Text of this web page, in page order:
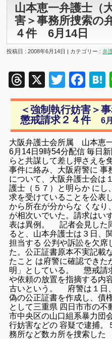
山本恵一弁護士（
害＞事務所捜索の
４件 6月14日
投稿日 : 2008年6月14日 | カテゴリー :弁
Threads
X
＜強制執行妨害＞
懲戒請求２４件
6
大阪弁護士会所属 山本恵
6月14日9時54分配信 毎日新
らと共謀して差し押さえを
事件に絡み、大阪府警に 事
について、大阪弁護士会は
護士（５７）と明らか にし
求を受けていることを公表
から所在が分からな くなり
が相次いでいた。請求はい
表は異例。 記者会見した
ると、山本弁護士は３日、
担当する 公判や訴訟を欠席
た。公正証書原本不実記載
たこと は府警に確認できた
明」としている。 懲戒請
や依頼の放置を指摘する内
古いという。 府警は１日
偽の公正証書を作成し、債
として三重県 四日市市の不
市中央区の山口組系暴力団
行妨害などの 容疑で逮捕。
務所など数カ所を捜索した